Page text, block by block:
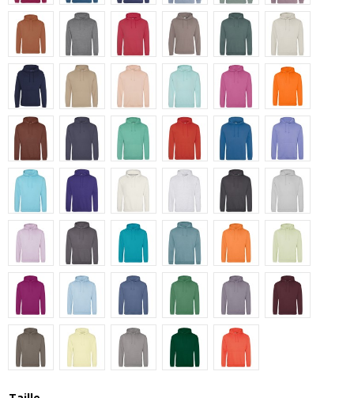
Ginger BiscuitGraphite HeatherLipstick PinkMocha BrownMoss Green Natural
Navy SmokeNude Peach PerfectPeppermint Pinky PurplePumpkin Pie
Red Rust Shark Grey Spring GreenSunset OrangeTropical BlueTrue Violet
Turquoise SurfUltra Violet Vanilla Milkshake
Ash Storm Grey Moondust
Lilac Steel Grey Lagoon BlueSeafoam Light OrangePistachio
Festival FuchsiaIce Blue Atlantic BlueCactus GreenDusty Lilac Light
Natural Clay Pina Colada Platinum GreyRainforest Green
Soft Red